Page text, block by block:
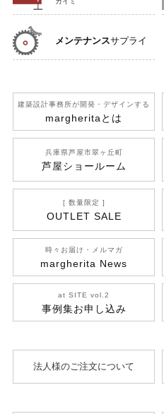
メンテナンスサプライ
建築設計事務所が開発 ・デザインする
margherita とは
兵庫県芦屋市翠ヶ丘町
芦屋ショールーム
[ 数量限定 ]
OUTLET SALE
時々お届け・メルマガ
margherita News
at SITE vol.2
事例集お申し込み
法人様のご注文について